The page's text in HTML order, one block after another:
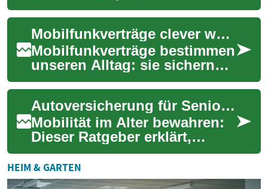
Leistungen eine passende
Autoversicherung für
Senioren bieten sollte, wi...Mobilfunkverträge clever wählen: Kosten, Tarife und Tipps
Mobilfunkverträge bestimmen
unseren Alltag: sie sichern
Erreichbarkeit, mobiles
Internet und oft günstige
Geräteangeb...
Autoversicherung für Senioren: Schutz, Kosten, nützliche Tipps
Mobilität im Alter bewahren:
Dieser Ratgeber erklärt,
worauf Senioren bei der
Autoversicherung achten
sollten. Er beh...
HEIM & GARTEN